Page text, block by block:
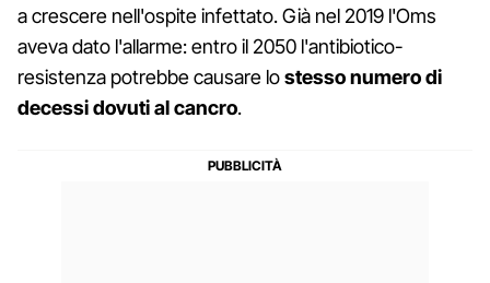
a crescere nell'ospite infettato. Già nel 2019 l'Oms
aveva dato l'allarme: entro il 2050 l'antibiotico-
resistenza potrebbe causare lostesso numero di
decessi dovuti al cancro.